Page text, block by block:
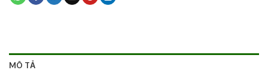
MÔ TẢ